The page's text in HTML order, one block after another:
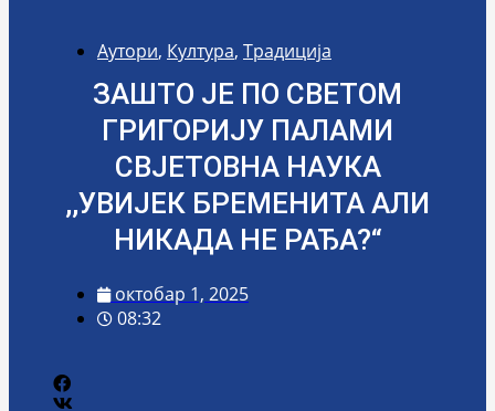
Аутори, Култура, Традиција
ЗАШТО ЈЕ ПО СВЕТОМ
ГРИГОРИЈУ ПАЛАМИ
СВЈЕТОВНА НАУКА
,,УВИЈЕК БРЕМЕНИТА АЛИ
НИКАДА НЕ РАЂА?“
октобар 1, 2025
08:32